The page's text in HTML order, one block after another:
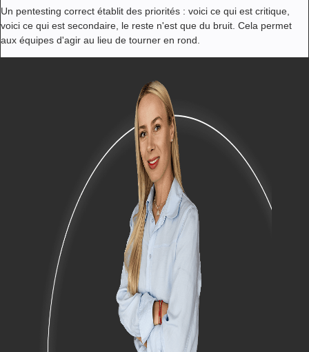
Un pentesting correct établit des priorités : voici ce qui est critique,
voici ce qui est secondaire, le reste n'est que du bruit. Cela permet
aux équipes d'agir au lieu de tourner en rond.